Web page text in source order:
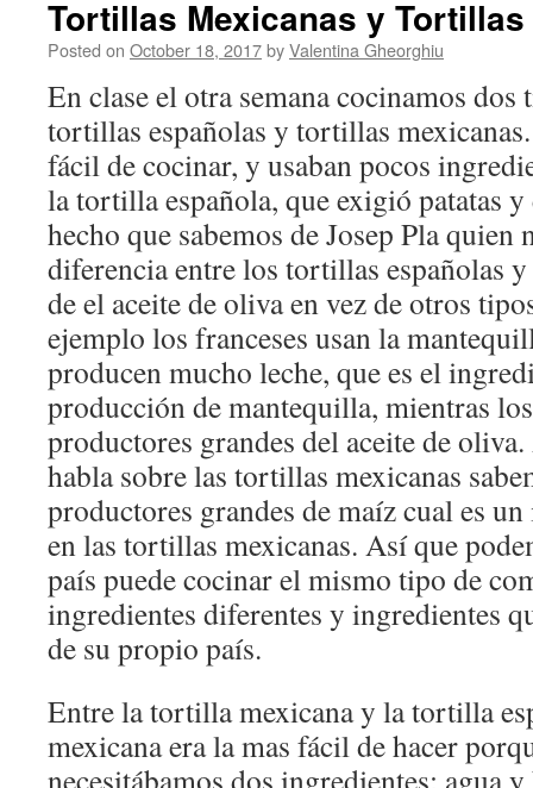
Tortillas Mexicanas y
Posted on October 18, 2017byValentina Gheorghiu
En clase el otra semana cocinamos
tortillas españolas y tortillas
fácil de cocinar, y usaban pocos
la tortilla española, que exigió patatas
hecho que sabemos de Josep Pla quien
diferencia entre los tortillas españolas
de el aceite de oliva en vez de otros
ejemplo los franceses usan la
producen mucho leche, que es el
producción de mantequilla, mientras
productores grandes del aceite de
habla sobre las tortillas mexicanas
productores grandes de maíz cual es
en las tortillas mexicanas. Así que
país puede cocinar el mismo tipo de
ingredientes diferentes y ingredientes
de su propio país.
Entre la tortilla mexicana y la tortilla
mexicana era la mas fácil de hacer
necesitábamos dos ingredientes; agua